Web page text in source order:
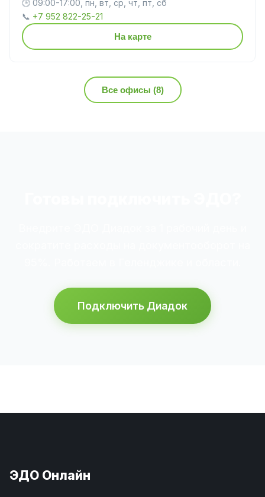
🕒 09:00-17:00, пн, вт, ср, чт, пт, сб
📞 +7 952 822-25-21
На карте
Все офисы (8)
Подключить Диадок
ЭДО Онлайн